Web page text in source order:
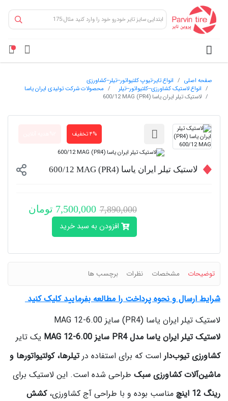
صفحه اصلی
انواع تایر-تیوپ کلتیواتور--تیلر--کشاورزی
انواع لاستیک کشاورزی--کلتیواتور--تیلر
محصولات شرکت تولیدی ایران یاسا
لاستیک تیلر ایران یاسا (PR4) 600/12 MAG
۴% تخفیف
لاستیک تیلر ایران یاسا (PR4) 600/12 MAG
7,890,000 7,500,000 تومان
افزودن به سبد خرید
توضیحات مشخصات نظرات برچسب ها
شرایط ارسال و نحوه پرداخت را مطالعه بفرمایید کلیک کنید
لاستیک تیلر ایران یاسا (PR4) سایز 6.00‑12 MAG
لاستیک تیلر ایران یاسا مدل PR4 سایز 6.00‑12 MAG
یک تایر
کشاورزی تیوب‌داراست که برای استفاده درتیلرها، کولتیواتورها و
ماشین‌آلات کشاورزی سبک طراحی شده است. این لاستیک برای
رینگ 12 اینچ
مناسب بوده و با طراحی آج کشاورزی،کشش